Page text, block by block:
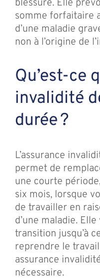
blessure. Elle
somme forfaitaire
d’une maladie
non à l’origine de
Qu’est-ce
invalidité
durée ?
L’assurance
permet de
une courte
six mois, lorsque
de travailler en
d’une maladie.
transition jusqu’à
reprendre le
assurance
nécessaire.